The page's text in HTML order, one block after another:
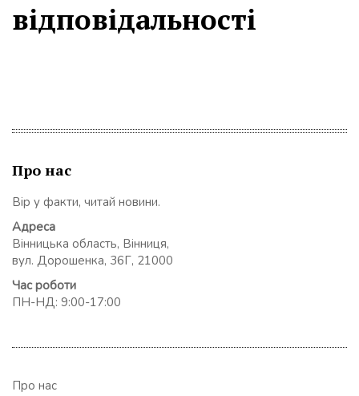
відповідальності
Про нас
Вір у факти, читай новини.
Адреса
Вінницька область, Вінниця,
вул. Дорошенка, 36Г, 21000
Час роботи
ПН-НД: 9:00-17:00
Про нас